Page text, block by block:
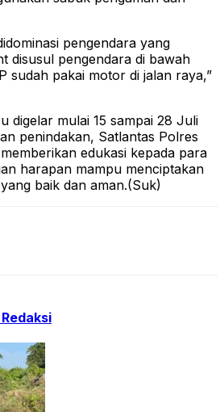
pengendara yang
disusul pengendara di bawah
sudah pakai motor di jalan raya,”
digelar mulai 15 sampai 28 Juli
penindakan, Satlantas Polres
edukasi kepada para
harapan mampu menciptakan
baik dan aman.(Suk)